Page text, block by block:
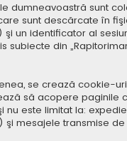
dumneavoastră sunt
sunt descărcate în
şi un identificator al
subiecte din
se crează cookie-
să acopere paginile
nu este limitat la:
şi mesajele transmise